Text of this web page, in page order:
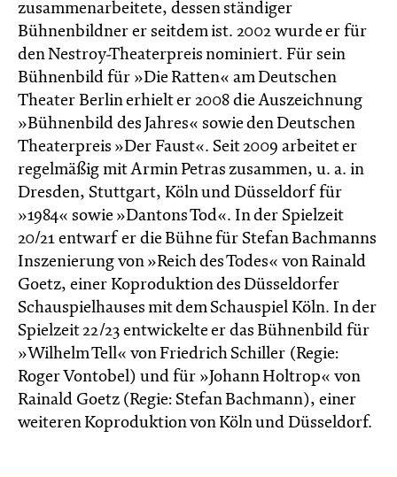
zusammenarbeitete, dessen ständiger
Bühnenbildner er seitdem ist. 2002 wurde er für
den Nestroy-Theaterpreis nominiert. Für sein
Bühnenbild für »Die Ratten« am Deutschen
Theater Berlin erhielt er 2008 die Auszeichnung
»Bühnenbild des Jahres« sowie den Deutschen
Theaterpreis »Der Faust«. Seit 2009 arbeitet er
regelmäßig mit Armin Petras zusammen, u. a. in
Dresden, Stuttgart, Köln und Düsseldorf für
»1984« sowie »Dantons Tod«. In der Spielzeit
20/21 entwarf er die Bühne für Stefan Bachmanns
Inszenierung von »Reich des Todes« von Rainald
Goetz, einer Koproduktion des Düsseldorfer
Schauspielhauses mit dem Schauspiel Köln. In der
Spielzeit 22/23 entwickelte er das Bühnenbild für
»Wilhelm Tell« von Friedrich Schiller (Regie:
Roger Vontobel) und für »Johann Holtrop« von
Rainald Goetz (Regie: Stefan Bachmann), einer
weiteren Koproduktion von Köln und Düsseldorf.